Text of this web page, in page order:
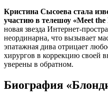
Кристина Сысоева стала
участию в телешоу «Meet the
новая звезда Интернет-
неординарна, что вызывает
эпатажная дива отрицает
хирургов в коррекцию своей
уверены в обратном.
Биография